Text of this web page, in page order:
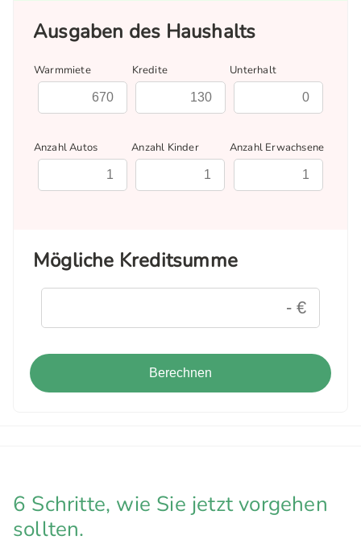
Ausgaben des Haushalts
Warmmiete Kredite Unterhalt
Anzahl Autos Anzahl Kinder Anzahl Erwachsene
Mögliche Kreditsumme
Berechnen
6 Schritte, wie Sie jetzt vorgehen
sollten.